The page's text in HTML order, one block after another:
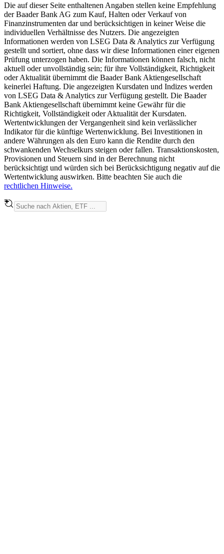
Die auf dieser Seite enthaltenen Angaben stellen keine Empfehlung
der Baader Bank AG zum Kauf, Halten oder Verkauf von
Finanzinstrumenten dar und berücksichtigen in keiner Weise die
individuellen Verhältnisse des Nutzers. Die angezeigten
Informationen werden von LSEG Data & Analytics zur Verfügung
gestellt und sortiert, ohne dass wir diese Informationen einer eigenen
Prüfung unterzogen haben. Die Informationen können falsch, nicht
aktuell oder unvollständig sein; für ihre Vollständigkeit, Richtigkeit
oder Aktualität übernimmt die Baader Bank Aktiengesellschaft
keinerlei Haftung. Die angezeigten Kursdaten und Indizes werden
von LSEG Data & Analytics zur Verfügung gestellt. Die Baader
Bank Aktiengesellschaft übernimmt keine Gewähr für die
Richtigkeit, Vollständigkeit oder Aktualität der Kursdaten.
Wertentwicklungen der Vergangenheit sind kein verlässlicher
Indikator für die künftige Wertenwicklung. Bei Investitionen in
andere Währungen als den Euro kann die Rendite durch den
schwankenden Wechselkurs steigen oder fallen. Transaktionskosten,
Provisionen und Steuern sind in der Berechnung nicht
berücksichtigt und würden sich bei Berücksichtigung negativ auf die
Wertentwicklung auswirken. Bitte beachten Sie auch die
rechtlichen Hinweise.